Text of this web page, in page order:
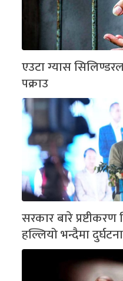
एउटा ग्यास
पक्राउ
सरकार बारे
हल्लियो भन्दैमा